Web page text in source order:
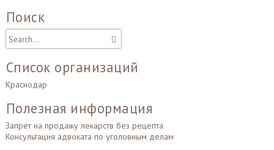
Поиск
Список организаций
Краснодар
Полезная информация
Запрет на продажу лекарств без рецепта
Консультация адвоката по уголовным делам